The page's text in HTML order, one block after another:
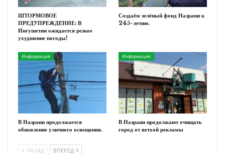
ШТОРМОВОЕ
ПРЕДУПРЕЖДЕНИЕ: В
Ингушетии ожидается резкое
ухудшение погоды!
Создаём зелёный фонд Назрани к
245-летию.
Информация
В Назрани продолжается
обновление уличного освещения.
Информация
В Назрани продолжают очищать
город от ветхой рекламы
НАЗАД ВПЕРЕД